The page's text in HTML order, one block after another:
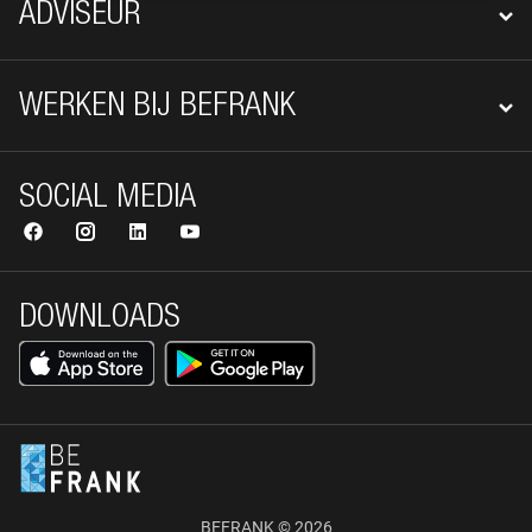
ADVISEUR
WERKEN BIJ BEFRANK
DOWNLOADS
SOCIAL MEDIA
BEFRANK © 2026